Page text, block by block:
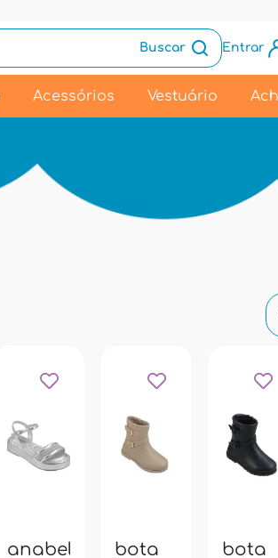
Buscar Entrar
Acessórios Vestuário
anabela
bota
bota